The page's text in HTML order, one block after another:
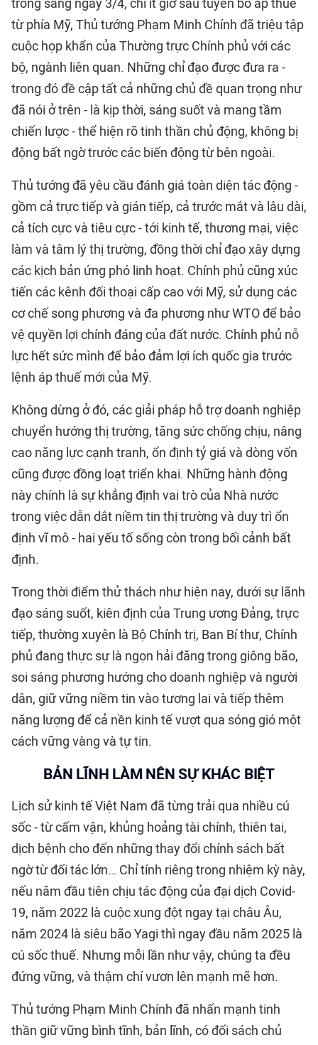
trong sáng ngày 3/4, chỉ ít giờ sau tuyên bố áp thuế
từ phía Mỹ, Thủ tướng Phạm Minh Chính đã triệu tập
cuộc họp khẩn của Thường trực Chính phủ với các
bộ, ngành liên quan. Những chỉ đạo được đưa ra -
trong đó đề cập tất cả những chủ đề quan trọng như
đã nói ở trên - là kịp thời, sáng suốt và mang tầm
chiến lược - thể hiện rõ tinh thần chủ động, không bị
động bất ngờ trước các biến động từ bên ngoài.
Thủ tướng đã yêu cầu đánh giá toàn diện tác động -
gồm cả trực tiếp và gián tiếp, cả trước mắt và lâu dài,
cả tích cực và tiêu cực - tới kinh tế, thương mại, việc
làm và tâm lý thị trường, đồng thời chỉ đạo xây dựng
các kịch bản ứng phó linh hoạt. Chính phủ cũng xúc
tiến các kênh đối thoại cấp cao với Mỹ, sử dụng các
cơ chế song phương và đa phương như WTO để bảo
vệ quyền lợi chính đáng của đất nước. Chính phủ nỗ
lực hết sức mình để bảo đảm lợi ích quốc gia trước
lệnh áp thuế mới của Mỹ.
Không dừng ở đó, các giải pháp hỗ trợ doanh nghiệp
chuyển hướng thị trường, tăng sức chống chịu, nâng
cao năng lực cạnh tranh, ổn định tỷ giá và dòng vốn
cũng được đồng loạt triển khai. Những hành động
này chính là sự khẳng định vai trò của Nhà nước
trong việc dẫn dắt niềm tin thị trường và duy trì ổn
định vĩ mô - hai yếu tố sống còn trong bối cảnh bất
định.
Trong thời điểm thử thách như hiện nay, dưới sự lãnh
đạo sáng suốt, kiên định của Trung ương Đảng, trực
tiếp, thường xuyên là Bộ Chính trị, Ban Bí thư, Chính
phủ đang thực sự là ngọn hải đăng trong giông bão,
soi sáng phương hướng cho doanh nghiệp và người
dân, giữ vững niềm tin vào tương lai và tiếp thêm
năng lượng để cả nền kinh tế vượt qua sóng gió một
cách vững vàng và tự tin.
BẢN LĨNH LÀM NÊN SỰ KHÁC BIỆT
Lịch sử kinh tế Việt Nam đã từng trải qua nhiều cú
sốc - từ cấm vận, khủng hoảng tài chính, thiên tai,
dịch bệnh cho đến những thay đổi chính sách bất
ngờ từ đối tác lớn… Chỉ tính riêng trong nhiệm kỳ này,
nếu năm đầu tiên chịu tác động của đại dịch Covid-
19, năm 2022 là cuộc xung đột ngay tại châu Âu,
năm 2024 là siêu bão Yagi thì ngay đầu năm 2025 là
cú sốc thuế. Nhưng mỗi lần như vậy, chúng ta đều
đứng vững, và thậm chí vươn lên mạnh mẽ hơn.
Thủ tướng Phạm Minh Chính đã nhấn mạnh tinh
thần giữ vững bình tĩnh, bản lĩnh, có đối sách chủ